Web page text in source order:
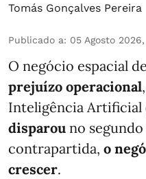
Tomás Gonçalves Pereira
Publicado a: 05 Agosto 2026,
O negócio espacial
prejuízo operacional
Inteligência Artificial
disparou no
contrapartida, o
crescer.